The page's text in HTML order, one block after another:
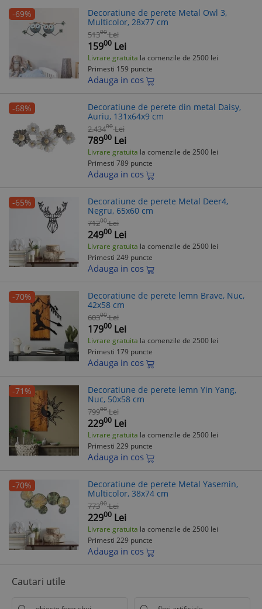
-69%
Decoratiune de perete Metal Owl 3,
Multicolor, 28x77 cm
51300 Lei
15900 Lei
Livrare gratuita la comenzile de 2500 lei
Primesti 159 puncte
Adauga in cos
-68%
Decoratiune de perete din metal Daisy,
Auriu, 131x64x9 cm
2.43400 Lei
78900 Lei
Livrare gratuita la comenzile de 2500 lei
Primesti 789 puncte
Adauga in cos
-65%
Decoratiune de perete Metal Deer4,
Negru, 65x60 cm
71200 Lei
24900 Lei
Livrare gratuita la comenzile de 2500 lei
Primesti 249 puncte
Adauga in cos
-70%
Decoratiune de perete lemn Brave, Nuc,
42x58 cm
60300 Lei
17900 Lei
Livrare gratuita la comenzile de 2500 lei
Primesti 179 puncte
Adauga in cos
-71%
Decoratiune de perete lemn Yin Yang,
Nuc, 50x58 cm
79900 Lei
22900 Lei
Livrare gratuita la comenzile de 2500 lei
Primesti 229 puncte
Adauga in cos
-70%
Decoratiune de perete Metal Yasemin,
Multicolor, 38x74 cm
77300 Lei
22900 Lei
Livrare gratuita la comenzile de 2500 lei
Primesti 229 puncte
Adauga in cos
Cautari utile